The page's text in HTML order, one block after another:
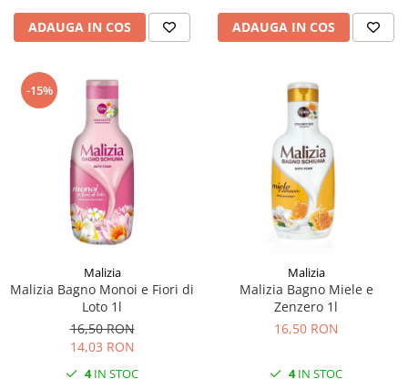
ADAUGA IN COS ADAUGA IN COS
-15%
Malizia
Malizia Bagno Monoi e Fiori di
Loto 1l
16,50 RON
14,03 RON
4IN STOC
Malizia
Malizia Bagno Miele e
Zenzero 1l
16,50 RON
4IN STOC